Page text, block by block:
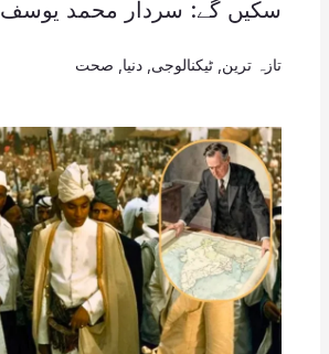
سکیں گے: سردار محمد یوسف
تازہ ترین ٹیکنالوجی دنیا صحت